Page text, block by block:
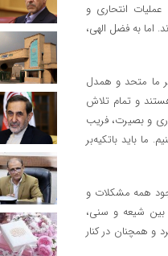
انتحاری و
اما به فضل الهی،
ما متحد و همدل
و تمام تلاش
و بصیرت، فریب
باید باتکیه‌بر
همه مشکلات و
بین شیعه و سنی،
و همچنان در کنار